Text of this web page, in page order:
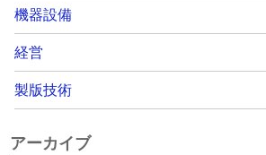
機器設備
経営
製版技術
アーカイブ